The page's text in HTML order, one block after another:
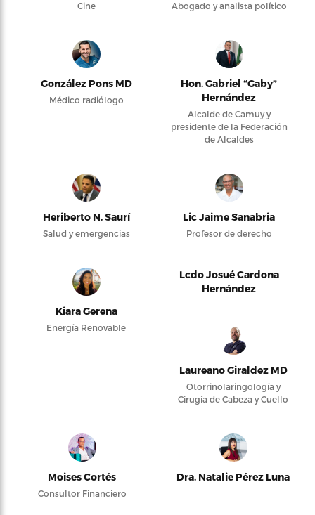
Cine Abogado y analista político
González Pons MD
Médico radiólogo
Hon. Gabriel “Gaby”
Hernández
Alcalde de Camuy y
presidente de la Federación
de Alcaldes
Heriberto N. Saurí
Salud y emergencias
Lic Jaime Sanabria
Profesor de derecho
Kiara Gerena
Energía Renovable
Lcdo Josué Cardona
Hernández
Laureano Giraldez MD
Otorrinolaringología y
Cirugía de Cabeza y Cuello
Moises Cortés
Consultor Financiero
Dra. Natalie Pérez Luna